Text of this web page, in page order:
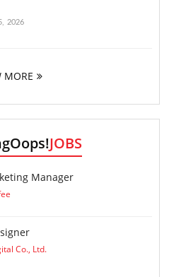
2026
MORE
JOBS
Manager
Co., Ltd.